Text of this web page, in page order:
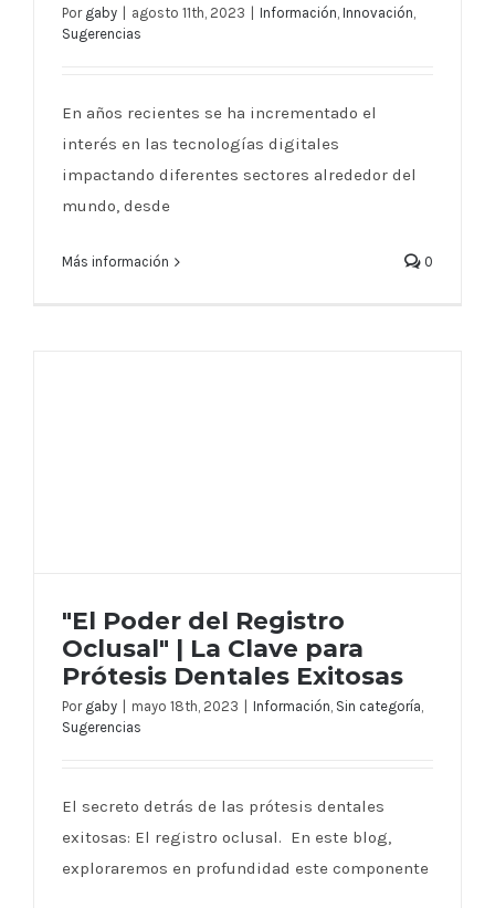
¿Impresiones Digitales o
Por gaby agosto 11th, 2023 Información, Innovación,
Sugerencias
En años recientes se ha incrementado el
interés en las tecnologías digitales
impactando diferentes sectores alrededor del
mundo, desde
Más información 0
"El Poder del Registro Oclusal" | La
Clave para Prótesis Dentales Exitosas
"El Poder del Registro
Oclusal" | La Clave para
Prótesis Dentales Exitosas
Por gaby mayo 18th, 2023 Información Sin categoría
Sugerencias
El secreto detrás de las prótesis dentales
exitosas: El registro oclusal. En este blog,
exploraremos en profundidad este componente